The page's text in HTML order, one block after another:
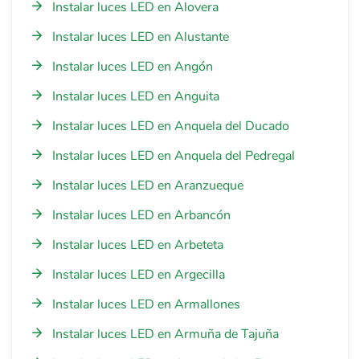
Instalar luces LED en Alovera
Instalar luces LED en Alustante
Instalar luces LED en Angón
Instalar luces LED en Anguita
Instalar luces LED en Anquela del Ducado
Instalar luces LED en Anquela del Pedregal
Instalar luces LED en Aranzueque
Instalar luces LED en Arbancón
Instalar luces LED en Arbeteta
Instalar luces LED en Argecilla
Instalar luces LED en Armallones
Instalar luces LED en Armuña de Tajuña